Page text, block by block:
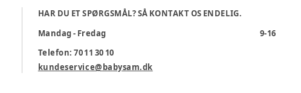
HAR DU ET SPØRGSMÅL? SÅ KONTAKT OS ENDELIG.
Mandag - Fredag
9-16
Telefon: 70 11 30 10
kundeservice@babysam.dk